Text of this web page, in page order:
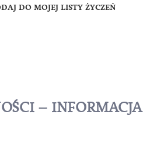
DO MOJEJ LISTY ŻYCZEŃ
–